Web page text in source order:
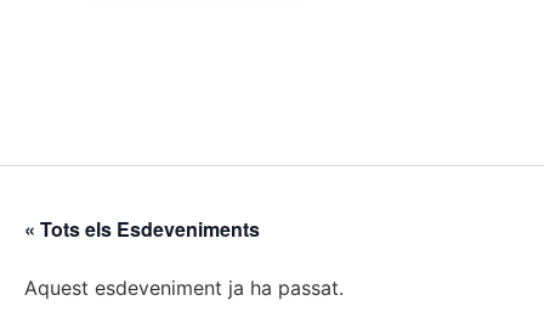
« Tots els Esdeveniments
Aquest esdeveniment ja ha passat.